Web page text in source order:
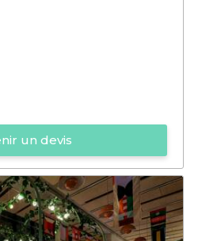
un devis